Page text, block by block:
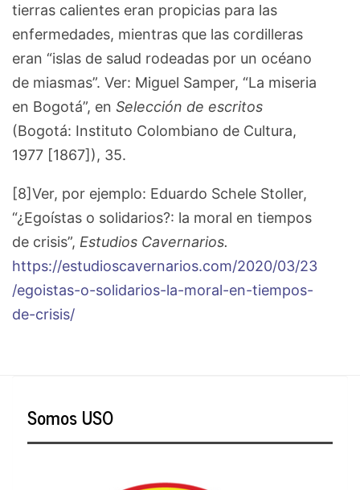
tierras calientes eran propicias para las
enfermedades, mientras que las cordilleras
eran “islas de salud rodeadas por un océano
de miasmas”. Ver: Miguel Samper, “La miseria
en Bogotá”, en Selección de escritos
(Bogotá: Instituto Colombiano de Cultura,
1977 [1867]), 35.
[8]Ver, por ejemplo: Eduardo Schele Stoller,
“¿Egoístas o solidarios?: la moral en tiempos
de crisis”, Estudios Cavernarios.
https://estudioscavernarios.com/2020/03/23
/egoistas-o-solidarios-la-moral-en-tiempos-
de-crisis/
Somos USO